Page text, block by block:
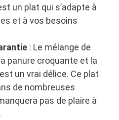
un plat qui s’adapte à
et à vos besoins
: Le mélange de
panure croquante et la
un vrai délice. Ce plat
de nombreuses
pas de plaire à